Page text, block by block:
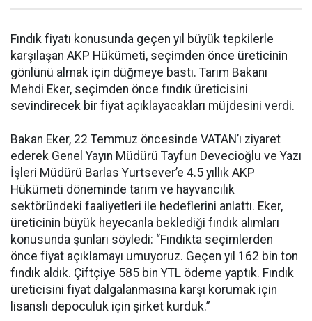
Fındık fiyatı konusunda geçen yıl büyük tepkilerle
karşılaşan AKP Hükümeti, seçimden önce üreticinin
gönlünü almak için düğmeye bastı. Tarım Bakanı
Mehdi Eker, seçimden önce fındık üreticisini
sevindirecek bir fiyat açıklayacakları müjdesini verdi.
Bakan Eker, 22 Temmuz öncesinde VATAN’ı ziyaret
ederek Genel Yayın Müdürü Tayfun Devecioğlu ve Yazı
İşleri Müdürü Barlas Yurtsever’e 4.5 yıllık AKP
Hükümeti döneminde tarım ve hayvancılık
sektöründeki faaliyetleri ile hedeflerini anlattı. Eker,
üreticinin büyük heyecanla beklediği fındık alımları
konusunda şunları söyledi: “Fındıkta seçimlerden
önce fiyat açıklamayı umuyoruz. Geçen yıl 162 bin ton
fındık aldık. Çiftçiye 585 bin YTL ödeme yaptık. Fındık
üreticisini fiyat dalgalanmasına karşı korumak için
lisanslı depoculuk için şirket kurduk.”